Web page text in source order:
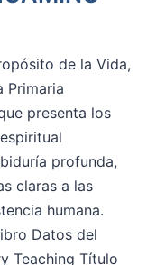
de la Vida,
Primaria
presenta los
profunda,
claras a las
humana.
Datos del
Teaching Título